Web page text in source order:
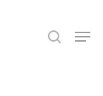
search
Close